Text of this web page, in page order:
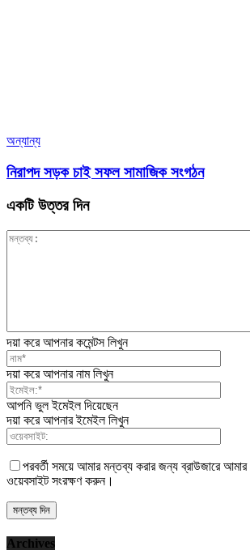
অন্যান্য
নিরাপদ সড়ক চাই সফল সামাজিক সংগঠন
একটি উত্তর দিন
দয়া করে আপনার কমেন্টস লিখুন
দয়া করে আপনার নাম লিখুন
আপনি ভুল ইমেইল দিয়েছেন
দয়া করে আপনার ইমেইল লিখুন
পরবর্তী সময়ে আমার মন্তব্য করার জন্য ব্রাউজারে
ওয়েবসাইট সংরক্ষণ করুন।
Archives